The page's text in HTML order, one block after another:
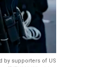
by supporters of US